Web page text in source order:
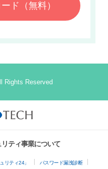
ド （無料）
Rights Reserved
ティ事業について
リティ24」 パスワード漏洩診断